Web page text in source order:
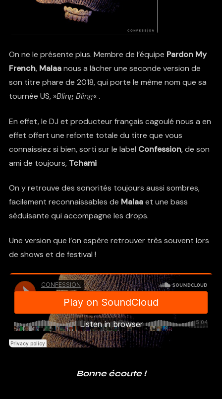
On ne le présente plus. Membre de l’équipe Pardon My
French, Malaanous a lâcher une seconde version de
son titre phare de 2018, qui porte le même nom que sa
tournée US, »BlingBling« .
En effet, le DJ et producteur français cagoulé nous a en
effet offert une refonte totale du titre que vous
connaissiez si bien, sorti sur le label Confession, de son
ami de toujours, Tchami
On y retrouve des sonorités toujours aussi sombres,
facilement reconnaissables de Malaaet une bass
séduisante qui accompagne les drops.
Une version que l’on espère retrouver très souvent lors
de shows et de festival !
Bonne écoute !